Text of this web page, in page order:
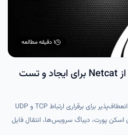
۱ دقیقه مطالعه
آموزش عملی استفاده از Netcat برای ایجاد و تست
Netcat ابزار خط فرمان سبک و انعطاف‌پذیر برای برقراری ارتباط TCP و UDP
اسکن پورت، دیباگ سرویس‌ها، انتقال فایل